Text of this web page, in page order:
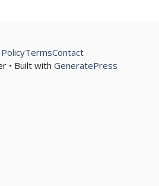
• Built with GeneratePress
TermsContact